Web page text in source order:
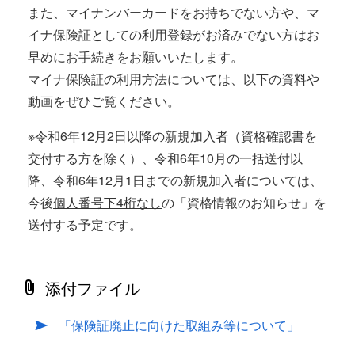
また、マイナンバーカードをお持ちでない方や、マ
イナ保険証としての利用登録がお済みでない方はお
早めにお手続きをお願いいたします。
マイナ保険証の利用方法については、以下の資料や
動画をぜひご覧ください。
※令和6年12月2日以降の新規加入者（資格確認書を
交付する方を除く）、令和6年10月の一括送付以
降、令和6年12月1日までの新規加入者については、
今後個人番号下4桁なしの「資格情報のお知らせ」を
送付する予定です。
添付ファイル
「保険証廃止に向けた取組み等について」